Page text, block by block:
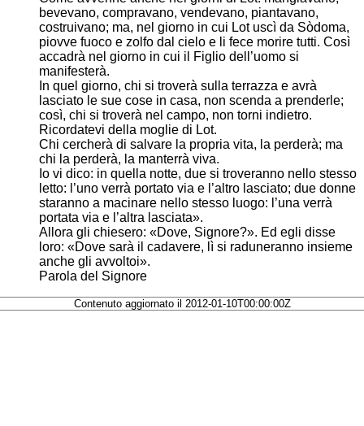
bevevano, compravano, vendevano, piantavano,
costruivano; ma, nel giorno in cui Lot uscì da Sòdoma,
piovve fuoco e zolfo dal cielo e li fece morire tutti. Così
accadrà nel giorno in cui il Figlio dell’uomo si
manifesterà.
In quel giorno, chi si troverà sulla terrazza e avrà
lasciato le sue cose in casa, non scenda a prenderle;
così, chi si troverà nel campo, non torni indietro.
Ricordatevi della moglie di Lot.
Chi cercherà di salvare la propria vita, la perderà; ma
chi la perderà, la manterrà viva.
Io vi dico: in quella notte, due si troveranno nello stesso
letto: l’uno verrà portato via e l’altro lasciato; due donne
staranno a macinare nello stesso luogo: l’una verrà
portata via e l’altra lasciata».
Allora gli chiesero: «Dove, Signore?». Ed egli disse
loro: «Dove sarà il cadavere, lì si raduneranno insieme
anche gli avvoltoi».
Parola del Signore
Contenuto aggiornato il 2012-01-10T00:00:00Z